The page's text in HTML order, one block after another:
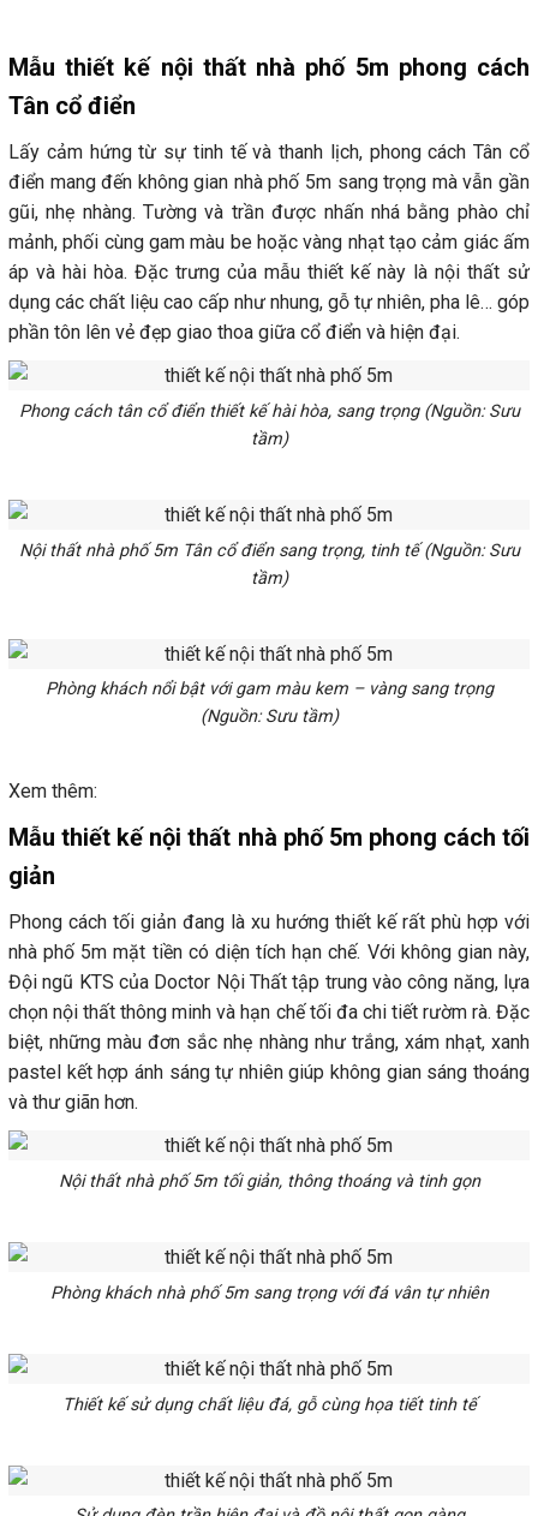
Mẫu thiết kế nội thất nhà phố 5m phong cách
Tân cổ điển
Lấy cảm hứng từ sự tinh tế và thanh lịch, phong cách Tân cổ
điển mang đến không gian nhà phố 5m sang trọng mà vẫn gần
gũi, nhẹ nhàng. Tường và trần được nhấn nhá bằng phào chỉ
mảnh, phối cùng gam màu be hoặc vàng nhạt tạo cảm giác ấm
áp và hài hòa. Đặc trưng của mẫu thiết kế này là nội thất sử
dụng các chất liệu cao cấp như nhung, gỗ tự nhiên, pha lê… góp
phần tôn lên vẻ đẹp giao thoa giữa cổ điển và hiện đại.
Phong cách tân cổ điển thiết kế hài hòa, sang trọng (Nguồn: Sưu
tầm)
Nội thất nhà phố 5m Tân cổ điển sang trọng, tinh tế (Nguồn: Sưu
tầm)
Phòng khách nổi bật với gam màu kem – vàng sang trọng
(Nguồn: Sưu tầm)
Xem thêm:
Mẫu thiết kế nội thất nhà phố 5m phong cách tối
giản
Phong cách tối giản đang là xu hướng thiết kế rất phù hợp với
nhà phố 5m mặt tiền có diện tích hạn chế. Với không gian này,
Đội ngũ KTS của Doctor Nội Thất tập trung vào công năng, lựa
chọn nội thất thông minh và hạn chế tối đa chi tiết rườm rà. Đặc
biệt, những màu đơn sắc nhẹ nhàng như trắng, xám nhạt, xanh
pastel kết hợp ánh sáng tự nhiên giúp không gian sáng thoáng
và thư giãn hơn.
Nội thất nhà phố 5m tối giản, thông thoáng và tinh gọn
Phòng khách nhà phố 5m sang trọng với đá vân tự nhiên
Thiết kế sử dụng chất liệu đá, gỗ cùng họa tiết tinh tế